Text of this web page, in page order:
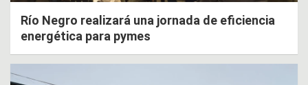
Río Negro realizará una jornada de eficiencia
energética para pymes